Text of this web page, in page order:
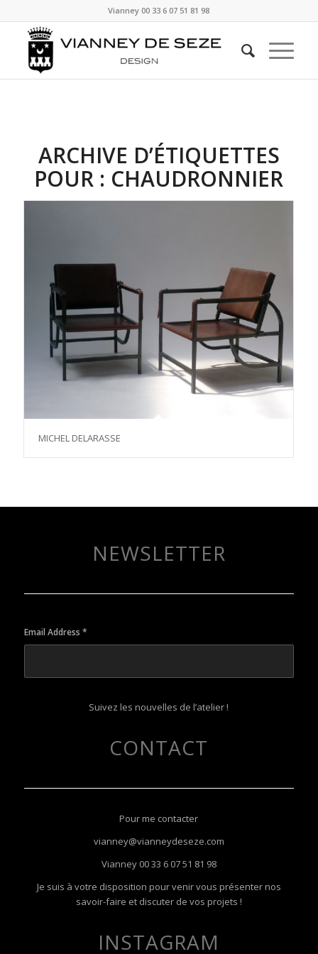
Vianney00 33 6 07 51 81 98
ARCHIVE D’ÉTIQUETTES
POUR : CHAUDRONNIER
MICHEL DELARASSE
NEWSLETTER
Email Address *
Suivez les nouvelles de l’atelier !
CONTACT
Pour me contacter
vianney@vianneydeseze.com
Vianney 00 33 6 07 51 81 98
Je suis à votre disposition pour venir vous présenter nos
savoir-faire et discuter de vos projets !
INSTAGRAM